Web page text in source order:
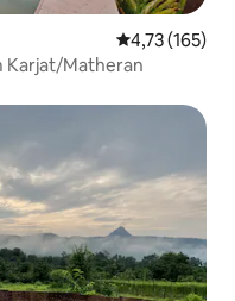
4,73 de uma
4,73 (165)
Karjat/Matheran